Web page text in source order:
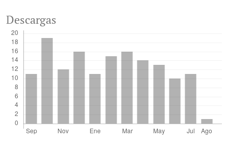
Descargas